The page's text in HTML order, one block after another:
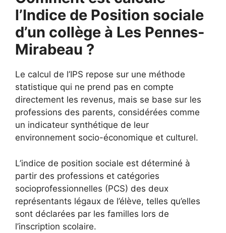
l’Indice de Position sociale
d’un collège à Les Pennes-
Mirabeau ?
Le calcul de l’IPS repose sur une méthode
statistique qui ne prend pas en compte
directement les revenus, mais se base sur les
professions des parents, considérées comme
un indicateur synthétique de leur
environnement socio-économique et culturel.
L’indice de position sociale est déterminé à
partir des professions et catégories
socioprofessionnelles (PCS) des deux
représentants légaux de l’élève, telles qu’elles
sont déclarées par les familles lors de
l’inscription scolaire.